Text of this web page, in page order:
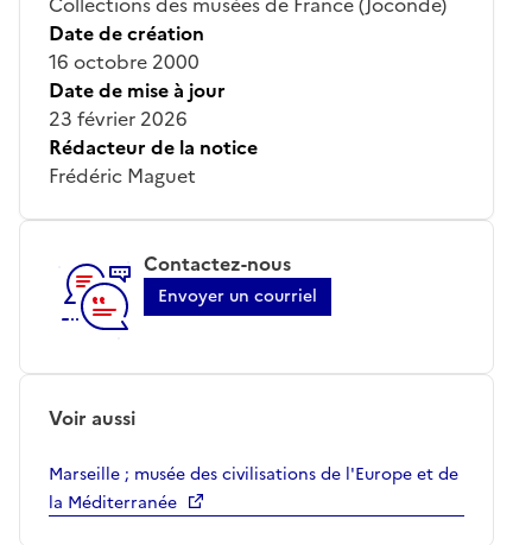
Date de création
16 octobre 2000
Date de mise à jour
23 février 2026
Rédacteur de la notice
Frédéric Maguet
Contactez-nous
Envoyer un courriel
Voir aussi
Marseille ; musée des civilisations de l'Europe et de
la Méditerranée